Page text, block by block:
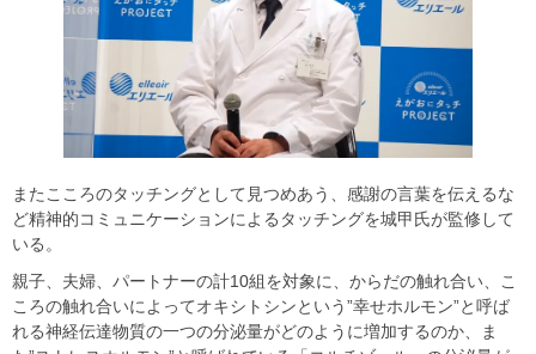
またこころのタッチングとして見つめあう、感謝の言葉を伝えるな
ど精神的コミュニケーションによるタッチングを城甲氏が監修して
いる。
親子、夫婦、パートナーの計10組を対象に、からだの触れ合い、こ
ころの触れ合いによってオキシトシンという”幸せホルモン”と呼ば
れる神経伝達物質の一つの分泌量がどのように増加するのか、ま